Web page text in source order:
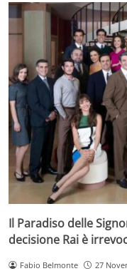
Il Paradiso delle
decisione Rai è
Fabio Belmonte 27